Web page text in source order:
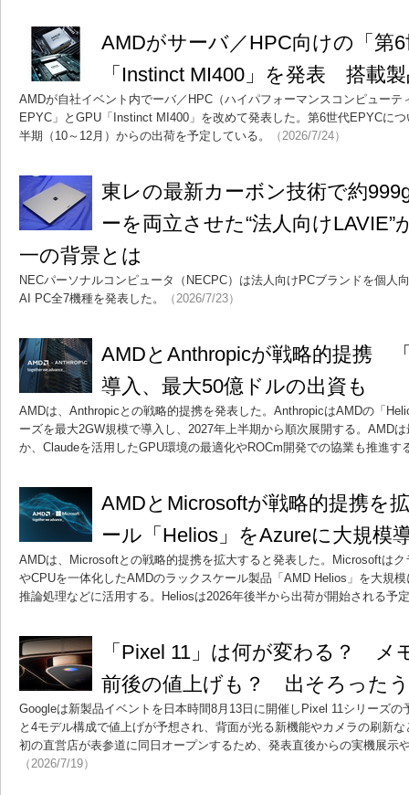
AMDがサーバ／HPC向けの「第
「Instinct MI400」を発表 搭載
AMDが自社イベント内でーバ／HPC（ハイパフォーマンスコンピューテ
EPYC」とGPU「Instinct MI400」を改めて発表した。第6世代EPYCに
半期（10～12月）からの出荷を予定している。
（2026/7/24）
東レの最新カーボン技術で約
ーを両立させた“法人向け
一の背景とは
NECパーソナルコンピュータ（NECPC）は法人向けPCブランドを個人
AI PC全7機種を発表した。
（2026/7/23）
AMDとAnthropicが戦略的提携
導入、最大50億ドルの出資も
AMDは、Anthropicとの戦略的提携を発表した。AnthropicはAMDの「
ーズを最大2GW規模で導入し、2027年上半期から順次展開する。AMD
か、Claudeを活用したGPU環境の最適化やROCm開発での協業も推進す
AMDとMicrosoftが戦略的提携
ール「Helios」をAzureに大規模
AMDは、Microsoftとの戦略的提携を拡大すると発表した。Microsoftは
やCPUを一体化したAMDのラックスケール製品「AMD Helios」を大規
推論処理などに活用する。Heliosは2026年後半から出荷が開始される予
「Pixel 11」は何が変わる？ メ
前後の値上げも？ 出そろった
Googleは新製品イベントを日本時間8月13日に開催しPixel 11シリーズ
と4モデル構成で値上げが予想され、背面が光る新機能やカメラの刷新
初の直営店が表参道に同日オープンするため、発表直後からの実機展示
（2026/7/19）